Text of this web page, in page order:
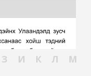
З И К Л
М